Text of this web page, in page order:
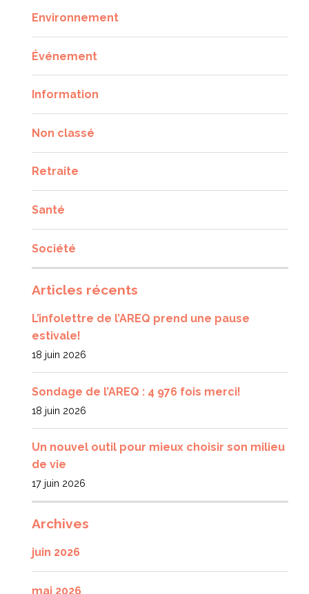
Environnement
Événement
Information
Non classé
Retraite
Santé
Société
Articles récents
L’infolettre de l’AREQ prend une pause
estivale!
18 juin 2026
Sondage de l’AREQ : 4 976 fois merci!
18 juin 2026
Un nouvel outil pour mieux choisir son milieu
de vie
17 juin 2026
Archives
juin 2026
mai 2026